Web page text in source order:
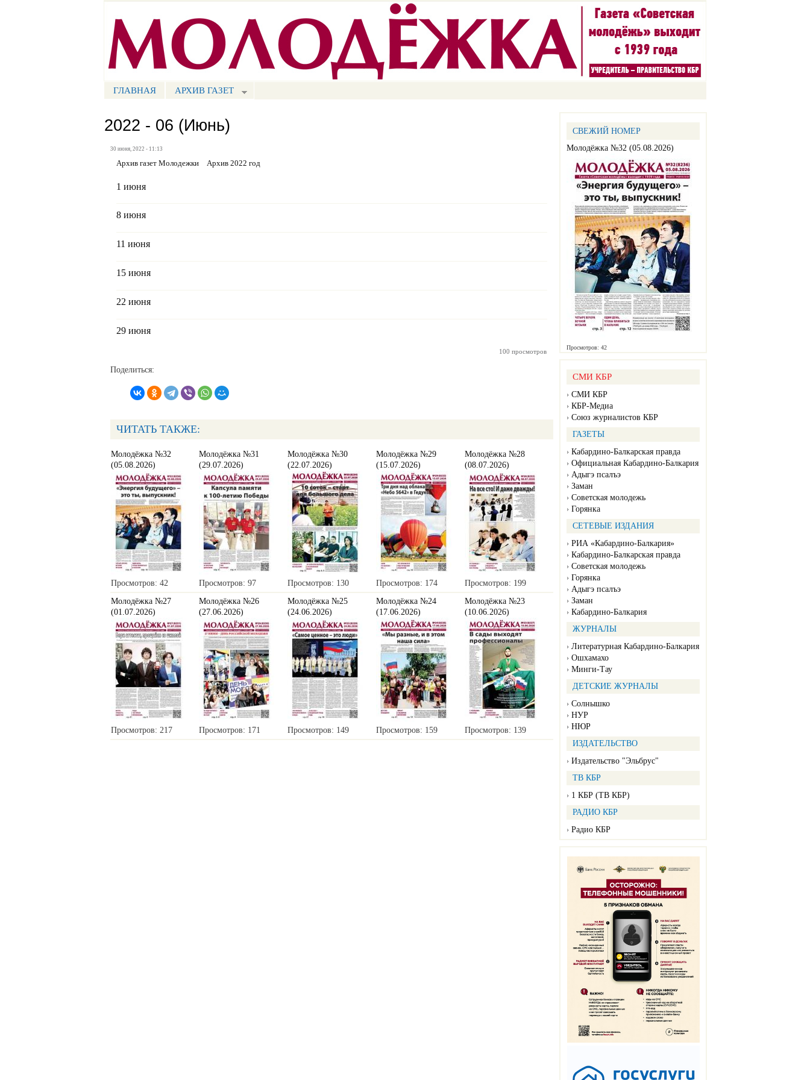
Перейти к
основному
Портал СМИ КБР
МЕНЮ СМ
ГЛАВНАЯ АРХИВ ГАЗЕТ
СВЕЖИЙ НОМЕР
Молодёжка №32 (05.08.2026)
Просмотров: 42
СМИ КБР
СМИ КБР
КБР-Медиа
Союз журналистов КБР
ГАЗЕТЫ
Кабардино-Балкарская правда
Официальная Кабардино-Балкария
Адыгэ псалъэ
Заман
Советская молодежь
Горянка
СЕТЕВЫЕ ИЗДАНИЯ
РИА «Кабардино-Балкария»
Кабардино-Балкарская правда
Советская молодежь
Горянка
Адыгэ псалъэ
Заман
Кабардино-Балкария
ЖУРНАЛЫ
Литературная Кабардино-Балкария
Ошхамахо
Минги-Тау
ДЕТСКИЕ ЖУРНАЛЫ
Солнышко
НУР
НЮР
ИЗДАТЕЛЬСТВО
Издательство "Эльбрус"
ТВ КБР
1 КБР (ТВ КБР)
РАДИО КБР
Радио КБР
2022 - 06 (Июнь)
30 июня, 2022 - 11:13
Архив газет Молодежки Архив 2022 год
1 июня
8 июня
11 июня
15 июня
22 июня
29 июня
100 просмотров
Поделиться:
ЧИТАТЬ ТАКЖЕ:
Молодёжка №32
(05.08.2026)
Просмотров: 42
Молодёжка №31
(29.07.2026)
Просмотров: 97
Молодёжка №30
(22.07.2026)
Просмотров: 130
Молодёжка №29
(15.07.2026)
Просмотров: 174
Молодёжка №28
(08.07.2026)
Просмотров: 199
Молодёжка №27
(01.07.2026)
Просмотров: 217
Молодёжка №26
(27.06.2026)
Просмотров: 171
Молодёжка №25
(24.06.2026)
Просмотров: 149
Молодёжка №24
(17.06.2026)
Просмотров: 159
Молодёжка №23
(10.06.2026)
Просмотров: 139